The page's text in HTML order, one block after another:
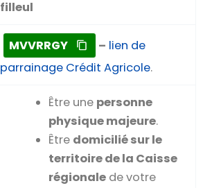
filleul
MVVRRGY – lien de
parrainage Crédit Agricole.
Être une personne
physique majeure.
Être domicilié sur le
territoire de la Caisse
régionalede votre